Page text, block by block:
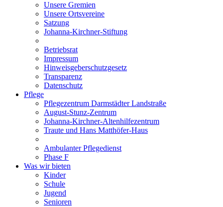
Unsere Gremien
Unsere Ortsvereine
Satzung
Johanna-Kirchner-Stiftung
Betriebsrat
Impressum
Hinweisgeberschutzgesetz
Transparenz
Datenschutz
Pflege
Pflegezentrum Darmstädter Landstraße
August-Stunz-Zentrum
Johanna-Kirchner-Altenhilfezentrum
Traute und Hans Matthöfer-Haus
Ambulanter Pflegedienst
Phase F
Was wir bieten
Kinder
Schule
Jugend
Senioren